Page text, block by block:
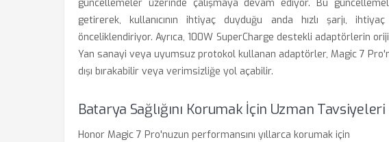
güncellemeler üzerinde çalışmaya devam ediyor. Bu
getirerek, kullanıcının ihtiyaç duyduğu anda hızlı şarjı,
önceliklendiriyor. Ayrıca, 100W SuperCharge destekli adaptörlerin
Yan sanayi veya uyumsuz protokol kullanan adaptörler, Magic 7
dışı bırakabilir veya verimsizliğe yol açabilir.
Batarya Sağlığını Korumak İçin Uzman Tavsiyeleri
Honor Magic 7 Pro'nuzun performansını yıllarca korumak için